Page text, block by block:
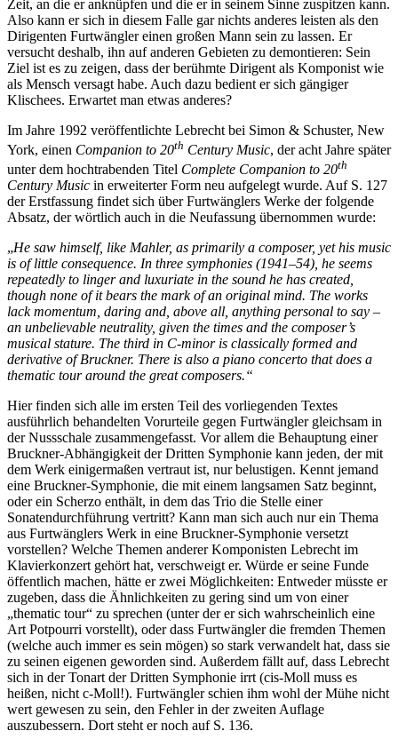
Zeit, an die er anknüpfen und die er in seinem Sinne zuspitzen kann.
Also kann er sich in diesem Falle gar nichts anderes leisten als den
Dirigenten Furtwängler einen großen Mann sein zu lassen. Er
versucht deshalb, ihn auf anderen Gebieten zu demontieren: Sein
Ziel ist es zu zeigen, dass der berühmte Dirigent als Komponist wie
als Mensch versagt habe. Auch dazu bedient er sich gängiger
Klischees. Erwartet man etwas anderes?
Im Jahre 1992 veröffentlichte Lebrecht bei Simon & Schuster, New
York, einen Companion to 20th Century Music, der acht Jahre später
unter dem hochtrabenden Titel Complete Companion to 20th
Century Music in erweiterter Form neu aufgelegt wurde. Auf S. 127
der Erstfassung findet sich über Furtwänglers Werke der folgende
Absatz, der wörtlich auch in die Neufassung übernommen wurde:
„He saw himself, like Mahler, as primarily a composer, yet his music
is of little consequence. In three symphonies (1941–54), he seems
repeatedly to linger and luxuriate in the sound he has created,
though none of it bears the mark of an original mind. The works
lack momentum, daring and, above all, anything personal to say –
an unbelievable neutrality, given the times and the composer’s
musical stature. The third in C-minor is classically formed and
derivative of Bruckner. There is also a piano concerto that does a
thematic tour around the great composers.“
Hier finden sich alle im ersten Teil des vorliegenden Textes
ausführlich behandelten Vorurteile gegen Furtwängler gleichsam in
der Nussschale zusammengefasst. Vor allem die Behauptung einer
Bruckner-Abhängigkeit der Dritten Symphonie kann jeden, der mit
dem Werk einigermaßen vertraut ist, nur belustigen. Kennt jemand
eine Bruckner-Symphonie, die mit einem langsamen Satz beginnt,
oder ein Scherzo enthält, in dem das Trio die Stelle einer
Sonatendurchführung vertritt? Kann man sich auch nur ein Thema
aus Furtwänglers Werk in eine Bruckner-Symphonie versetzt
vorstellen? Welche Themen anderer Komponisten Lebrecht im
Klavierkonzert gehört hat, verschweigt er. Würde er seine Funde
öffentlich machen, hätte er zwei Möglichkeiten: Entweder müsste er
zugeben, dass die Ähnlichkeiten zu gering sind um von einer
„thematic tour“ zu sprechen (unter der er sich wahrscheinlich eine
Art Potpourri vorstellt), oder dass Furtwängler die fremden Themen
(welche auch immer es sein mögen) so stark verwandelt hat, dass sie
zu seinen eigenen geworden sind. Außerdem fällt auf, dass Lebrecht
sich in der Tonart der Dritten Symphonie irrt (cis-Moll muss es
heißen, nicht c-Moll!). Furtwängler schien ihm wohl der Mühe nicht
wert gewesen zu sein, den Fehler in der zweiten Auflage
auszubessern. Dort steht er noch auf S. 136.